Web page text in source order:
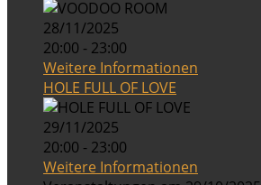
28/11/2025
20:00 - 23:00
Weitere Informationen
HOLE FULL OF LOVE
29/11/2025
20:00 - 23:00
Weitere Informationen